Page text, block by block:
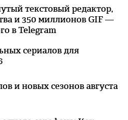
текстовый редактор,
и 350 миллионов GIF —
в Telegram
сериалов для
и новых сезонов августа